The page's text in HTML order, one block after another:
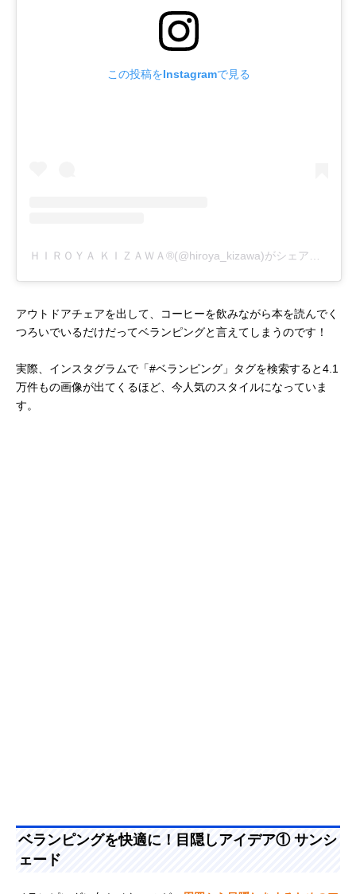
この投稿をInstagramで見る
ＨＩＲＯＹＡ ＫＩＺＡＷＡ®(@hiroya_kizawa)がシェアした投稿
アウトドアチェアを出して、コーヒーを飲みながら本を読んでく
つろいでいるだけだってベランピングと言えてしまうのです！
実際、インスタグラムで「#ベランピング」タグを検索すると4.1
万件もの画像が出てくるほど、今人気のスタイルになっていま
す。
ベランピングを快適に！目隠しアイデア① サンシ
ェード